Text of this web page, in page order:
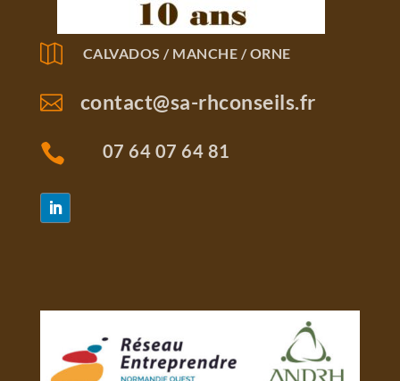
 CALVADOS / MANCHE / ORNE
 contact@sa-rhconseils.fr
 07 64 07 64 81